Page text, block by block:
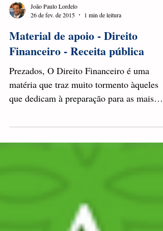
dos concursos,...
João Paulo Lordelo
26 de fev. de 2015
1 min de leitura
Material de apoio - Direito
Financeiro - Receita pública
Prezados, O Direito Financeiro é uma